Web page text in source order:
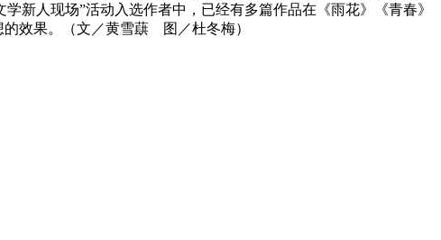
新人现场”活动入选作者中，已经有多篇作品在《雨花》《青春》
效果。 （文／黄雪蕻 图／杜冬梅）